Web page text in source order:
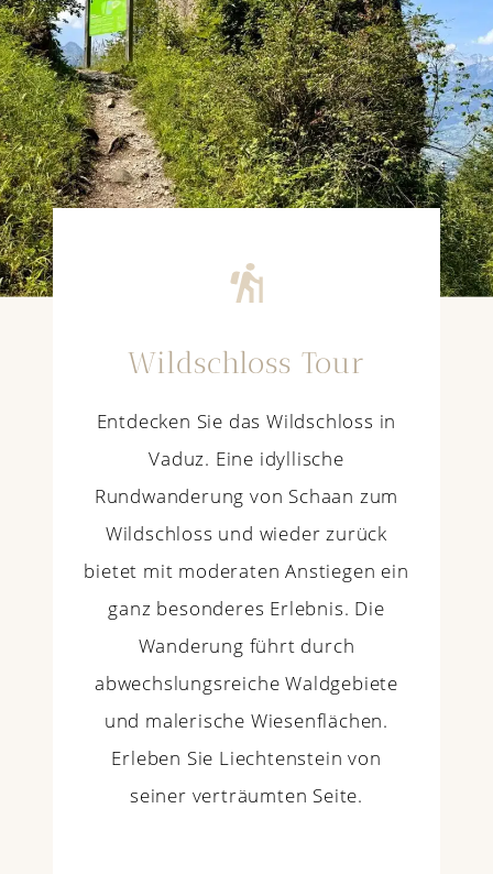
Wildschloss Tour
Entdecken Sie das Wildschloss in
Vaduz. Eine idyllische
Rundwanderung von Schaan zum
Wildschloss und wieder zurück
bietet mit moderaten Anstiegen ein
ganz besonderes Erlebnis. Die
Wanderung führt durch
abwechslungsreiche Waldgebiete
und malerische Wiesenflächen.
Erleben Sie Liechtenstein von
seiner verträumten Seite.